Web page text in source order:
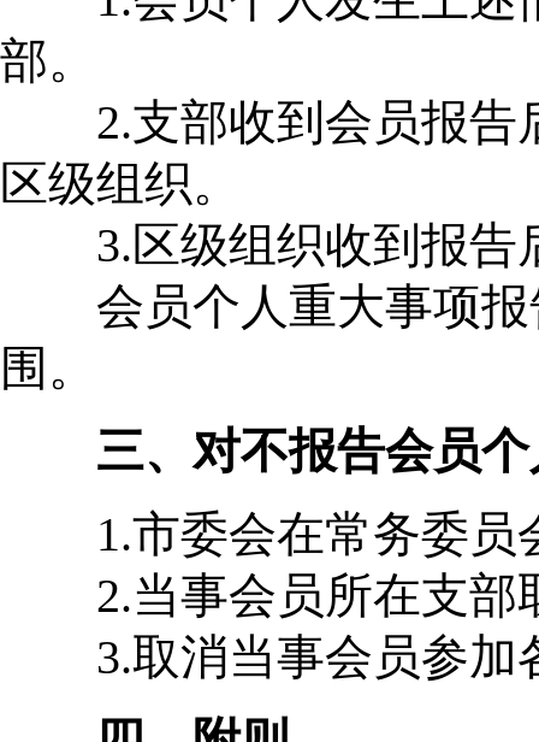
部。
2.支部收到会员报告
区级组织。
3.区级组织收到报告
会员个人重大事项报
围。
三、对不报告会员
1.市委会在常务委员
2.当事会员所在支部
3.取消当事会员参加